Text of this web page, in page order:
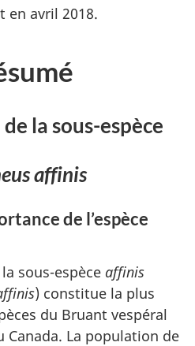
avril 2018.
la sous-espèce
affinis
de l’espèce
sous-espèce affinis
) constitue la plus
du Bruant vespéral
Canada. La population de